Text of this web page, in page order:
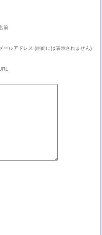
前
メールアドレス (画面には表示されません)